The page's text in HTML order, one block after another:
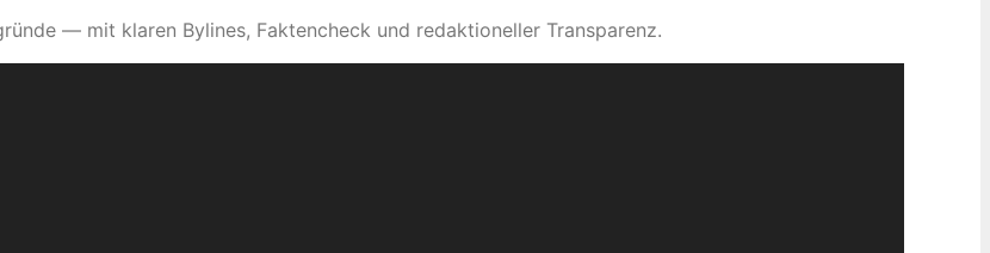
— mit klaren Bylines, Faktencheck und redaktioneller Transparenz.